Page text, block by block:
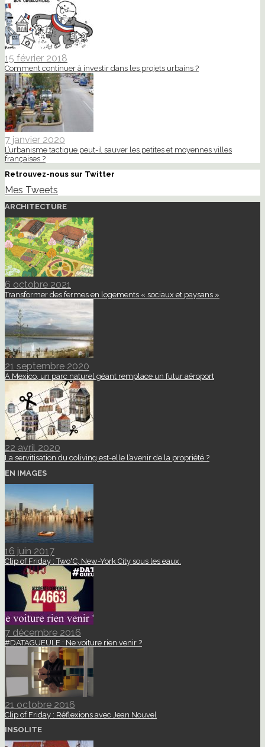
15 février 2018
Comment continuer à investir dans les projets urbains ?
7 janvier 2020
L’urbanisme tactique peut-il sauver les petites et moyennes villes
françaises ?
Retrouvez-nous sur Twitter
Mes Tweets
ARCHITECTURE
6 octobre 2021
Transformer des fermes en logements « sociaux et paysans »
21 septembre 2020
A Mexico, un parc naturel géant remplace un futur aéroport
22 avril 2020
La servitisation du coliving est-elle l’avenir de la propriété ?
EN IMAGES
16 juin 2017
Clip of Friday : Two°C, New-York City sous les eaux.
7 décembre 2016
#DATAGUEULE : Ne voiture rien venir ?
21 octobre 2016
Clip of Friday : Réflexions avec Jean Nouvel
INSOLITE